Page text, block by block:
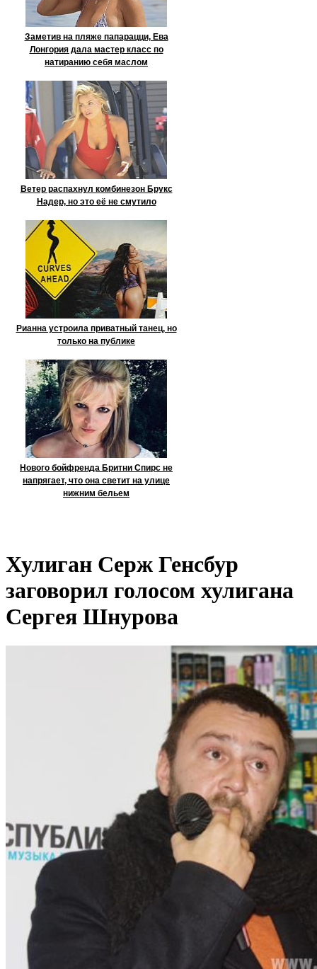
Заметив на пляже папарацци, Ева
Лонгория дала мастер класс по
натиранию себя маслом
Ветер распахнул комбинезон Брукс
Надер, но это её не смутило
Рианна устроила приватный танец, но
только на публике
Нового бойфренда Бритни Спирс не
напрягает, что она светит на улице
нижним бельем
Хулиган Серж Генсбур
заговорил голосом хулигана
Сергея Шнурова